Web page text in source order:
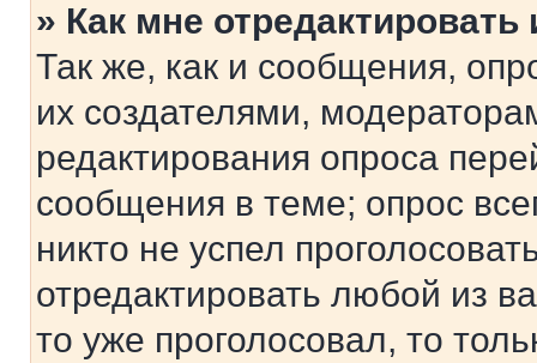
» Как мне
Так же, как и сообщения,
их создателями,
редактирования опроса
сообщения в теме; опрос
никто не успел
отредактировать любой из
то уже проголосовал, то